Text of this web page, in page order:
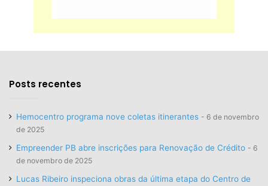
Posts recentes
Hemocentro programa nove coletas itinerantes
6 de novembro
de 2025
Empreender PB abre inscrições para Renovação de Crédito
6
de novembro de 2025
Lucas Ribeiro inspeciona obras da última etapa do Centro de